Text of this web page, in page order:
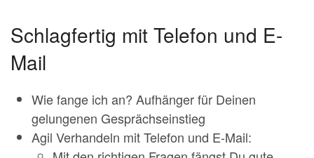
Schlagfertig mit Telefon und E-
Mail
Wie fange ich an? Aufhänger für Deinen
gelungenen Gesprächseinstieg
Agil Verhandeln mit Telefon und E-Mail: